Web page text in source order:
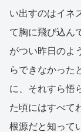
い出すのはイネ
て胸に飛び込ん
がつい昨日のよ
らできなかった
に、それすら悟
た頃にはすべて
根源だと知って